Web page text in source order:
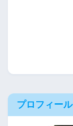
プロフィール